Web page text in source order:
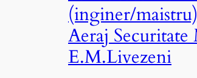
(inginer/
Aeraj Securitate
E.M.Livezeni